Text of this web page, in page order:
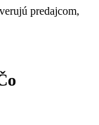
predajcom,